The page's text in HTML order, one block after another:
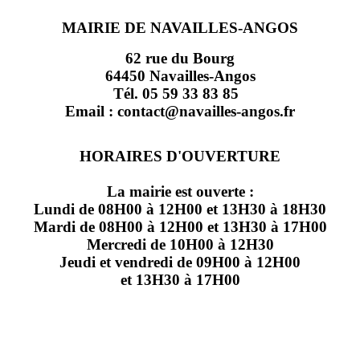
MAIRIE DE NAVAILLES-ANGOS
62 rue du Bourg
64450 Navailles-Angos
Tél. 05 59 33 83 85
Email : contact@navailles-angos.fr
HORAIRES D'OUVERTURE
La mairie est ouverte :
Lundi de 08H00 à 12H00 et 13H30 à 18H30
Mardi de 08H00 à 12H00 et 13H30 à 17H00
Mercredi de 10H00 à 12H30
Jeudi et vendredi de 09H00 à 12H00
et 13H30 à 17H00